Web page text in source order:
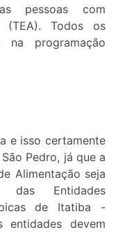
pessoas com
(TEA). Todos os
na programação
e isso certamente
Pedro, já que a
Alimentação seja
das Entidades
de Itatiba -
entidades devem